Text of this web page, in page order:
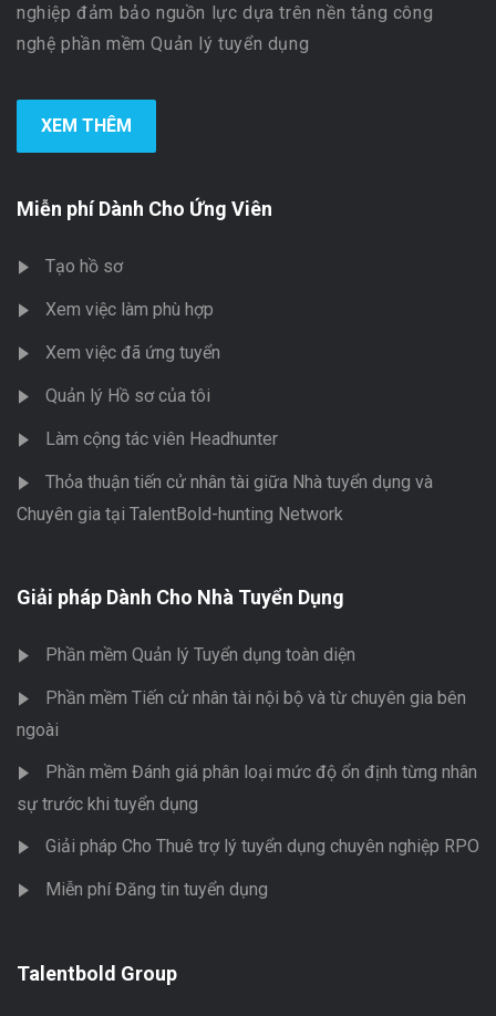
nghiệp đảm bảo nguồn lực dựa trên nền tảng công
nghệ phần mềm Quản lý tuyển dụng
XEM THÊM
Miễn phí Dành Cho Ứng Viên
Tạo hồ sơ
Xem việc làm phù hợp
Xem việc đã ứng tuyển
Quản lý Hồ sơ của tôi
Làm cộng tác viên Headhunter
Thỏa thuận tiến cử nhân tài giữa Nhà tuyển dụng và
Chuyên gia tại TalentBold-hunting Network
Giải pháp Dành Cho Nhà Tuyển Dụng
Phần mềm Quản lý Tuyển dụng toàn diện
Phần mềm Tiến cử nhân tài nội bộ và từ chuyên gia bên
ngoài
Phần mềm Đánh giá phân loại mức độ ổn định từng nhân
sự trước khi tuyển dụng
Giải pháp Cho Thuê trợ lý tuyển dụng chuyên nghiệp RPO
Miễn phí Đăng tin tuyển dụng
Talentbold Group